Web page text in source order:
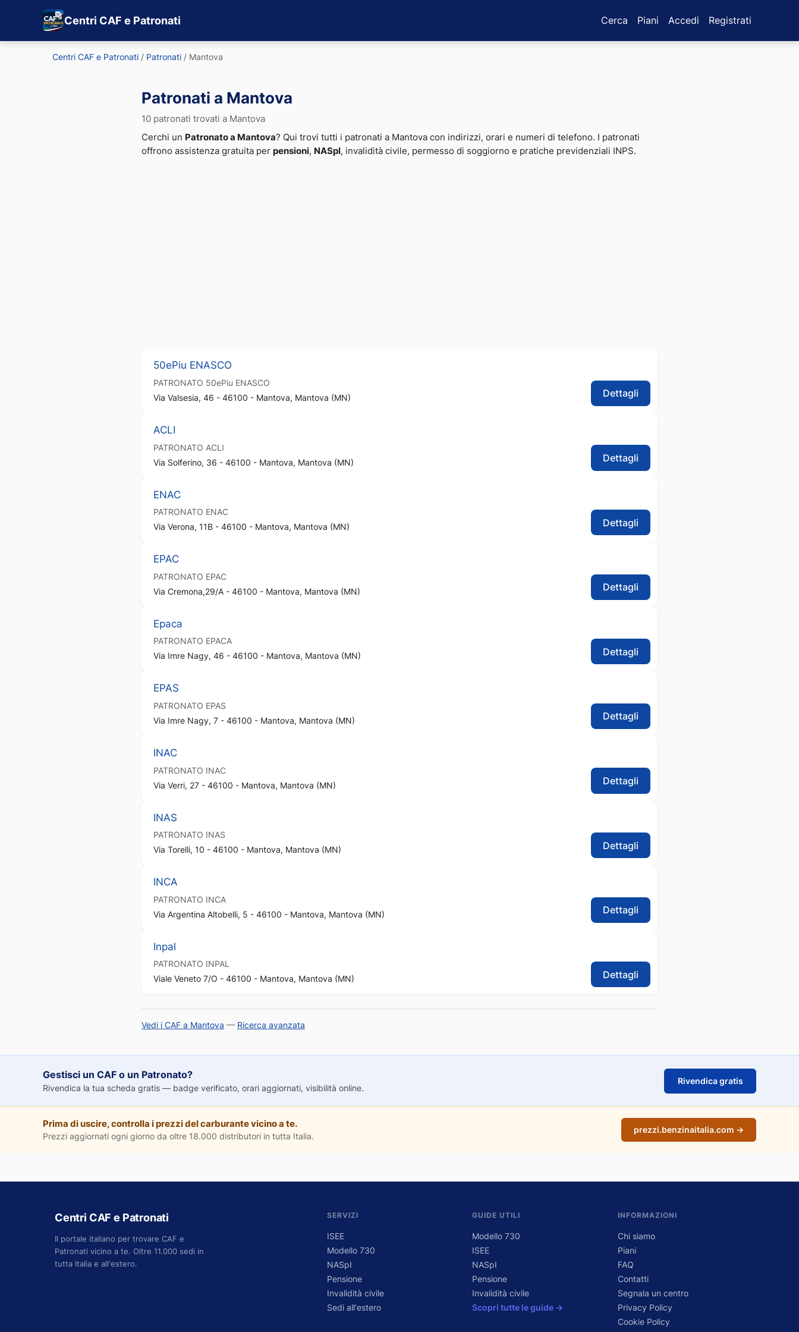
Centri CAF e Patronati Cerca Piani Accedi Registrati
Centri CAF e Patronati / Patronati / Mantova
Patronati a Mantova
10 patronati trovati a Mantova
Cerchi un Patronato a Mantova? Qui trovi tutti i patronati a Mantova con indirizzi, orari e numeri di telefono. I patronati
offrono assistenza gratuita per pensioni, NASpI , invalidità civile, permesso di soggiorno e pratiche previdenziali INPS.
50ePiu ENASCO
PATRONATO 50ePiu ENASCO
Via Valsesia, 46 - 46100 - Mantova, Mantova (MN)
Dettagli
ACLI
PATRONATO ACLI
Via Solferino, 36 - 46100 - Mantova, Mantova (MN)
Dettagli
ENAC
PATRONATO ENAC
Via Verona, 11B - 46100 - Mantova, Mantova (MN)
Dettagli
EPAC
PATRONATO EPAC
Via Cremona,29/A - 46100 - Mantova, Mantova (MN)
Dettagli
Epaca
PATRONATO EPACA
Via Imre Nagy, 46 - 46100 - Mantova, Mantova (MN)
Dettagli
EPAS
PATRONATO EPAS
Via Imre Nagy, 7 - 46100 - Mantova, Mantova (MN)
Dettagli
INAC
PATRONATO INAC
Via Verri, 27 - 46100 - Mantova, Mantova (MN)
Dettagli
INAS
PATRONATO INAS
Via Torelli, 10 - 46100 - Mantova, Mantova (MN)
Dettagli
INCA
PATRONATO INCA
Via Argentina Altobelli, 5 - 46100 - Mantova, Mantova (MN)
Dettagli
Inpal
PATRONATO INPAL
Viale Veneto 7/O - 46100 - Mantova, Mantova (MN)
Dettagli
Vedi i CAF a Mantova — Ricerca avanzata
Gestisci un CAF o un Patronato?
Rivendica la tua scheda gratis — badge verificato, orari aggiornati, visibilità online.
Rivendica gratis
Prima di uscire, controlla i prezzi del carburante vicino a te.
Prezzi aggiornati ogni giorno da oltre 18.000 distributori in tutta Italia.
prezzi.benzinaitalia.com →
Centri CAF e Patronati
Il portale italiano per trovare CAF e
Patronati vicino a te. Oltre 11.000 sedi in
tutta Italia e all'estero.
SERVIZI
ISEE
Modello 730
NASpI
Pensione
Invalidità civile
Sedi all'estero
GUIDE UTILI
Modello 730
ISEE
NASpI
Pensione
Invalidità civile
Scopri tutte le guide →
INFORMAZIONI
Chi siamo
Piani
FAQ
Contatti
Segnala un centro
Privacy Policy
Cookie Policy